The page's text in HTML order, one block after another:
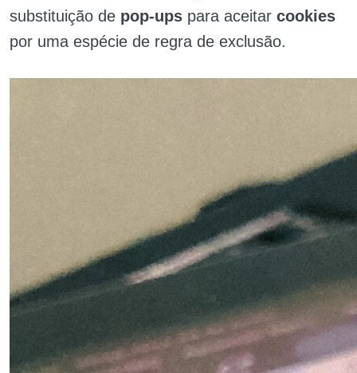
substituição de pop-ups para aceitar cookies
por uma espécie de regra de exclusão.